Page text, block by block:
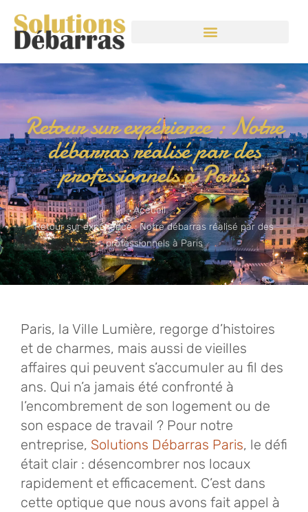
Retour sur expérience : Notre
débarras réalisé par des
professionnels à Paris
Accueil
Retour sur expérience : Notre débarras réalisé par des
professionnels à Paris
Paris, la Ville Lumière, regorge d’histoires
et de charmes, mais aussi de vieilles
affaires qui peuvent s’accumuler au fil des
ans. Qui n’a jamais été confronté à
l’encombrement de son logement ou de
son espace de travail ? Pour notre
entreprise, Solutions Débarras Paris, le défi
était clair : désencombrer nos locaux
rapidement et efficacement. C’est dans
cette optique que nous avons fait appel à